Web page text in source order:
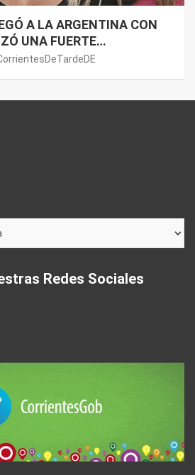
A LA ARGENTINA CON
UNA FUERTE
MAURO ICARDI
Redes Sociales